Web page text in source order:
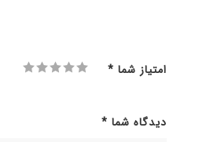
امتیاز شما *
دیدگاه شما *